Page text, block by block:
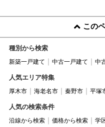
この
種別から検索
新築一戸建て 中古一戸建て 中
人気エリア特集
厚木市 海老名市 秦野市 平塚
人気の検索条件
沿線から検索 価格から検索 学